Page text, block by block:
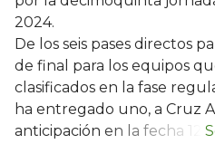
2024.
De los seis pases directos
de final para los equipos
clasificados en la fase
ha entregado uno, a Cruz
anticipación en la fecha 12.